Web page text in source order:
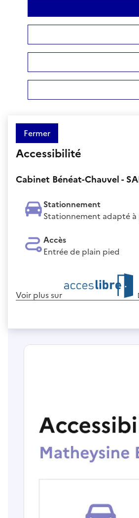
Fermer
Accessibilité
Cabinet Bénéat-Chauvel -
Stationnement
Stationnement adapté
Accès
Entrée de plain pied
Voir plus sur